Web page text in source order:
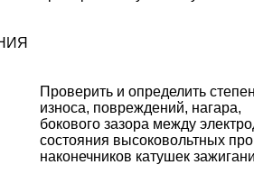
Проверить и определить
износа, повреждений, нагара,
бокового зазора между
состояния высоковольтных
наконечников катушек